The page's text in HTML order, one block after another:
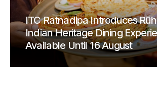
ITC Ratnadipa Introduces
Indian Heritage Dining
Available Until 16 August